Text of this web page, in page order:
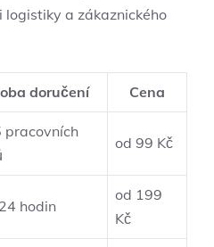
a zákaznického
doručení Cena
pracovních
od 99 Kč
hodin
od 199
Kč